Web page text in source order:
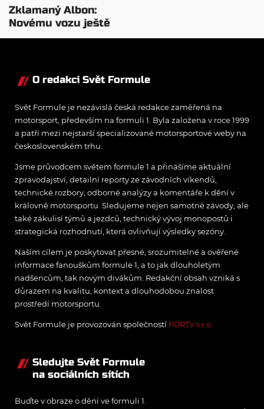
Zklamaný Albon:
Novému vozu ještě
moc nevěřím
O redakci Svět Formule
Svět Formule je nezávislá česká redakce zaměřená na
motorsport, především na formuli 1. Byla založena v roce 1999
a patří mezi nejstarší specializované motorsportové weby na
československém trhu.
Jsme průvodcem světem formule 1 a přinášíme aktuální
zpravodajství, detailní reporty ze závodních víkendů,
technické rozbory, odborné analýzy a komentáře k dění v
královně motorsportu. Sledujeme nejen samotné závody, ale
také zákulisí týmů a jezdců, technický vývoj monopostů i
strategická rozhodnutí, která ovlivňují výsledky sezóny.
Naším cílem je poskytovat přesné, srozumitelné a ověřené
informace fanouškům formule 1, a to jak dlouholetým
nadšencům, tak novým divákům. Redakční obsah vzniká s
důrazem na kvalitu, kontext a dlouhodobou znalost
prostředí motorsportu.
Svět Formule je provozován společností FORTV s.r.o.
Sledujte Svět Formule
na sociálních sítích
Buďte v obraze o dění ve formuli 1.